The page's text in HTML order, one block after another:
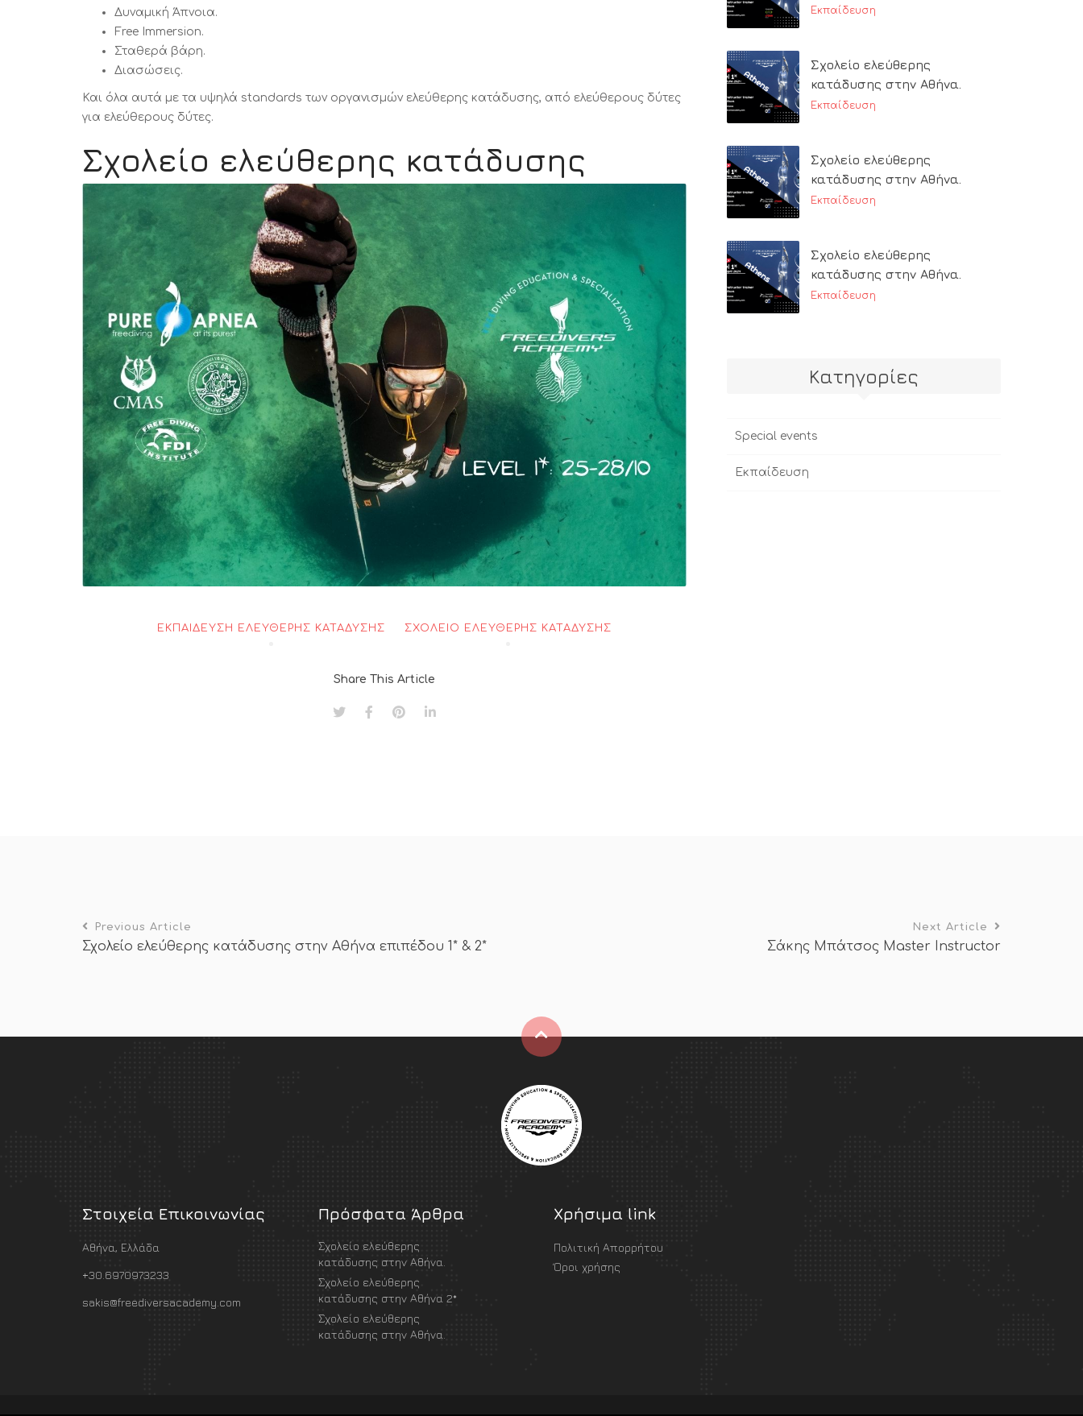
Δυναμική Άπνοια.
Free Immersion.
Σταθερά βάρη.
Διασώσεις.
Και όλα αυτά με τα υψηλά standards των οργανισμών ελεύθερης κατάδυσης, από ελεύθερους δύτες
για ελεύθερους δύτες.
Σχολείο ελεύθερης κατάδυσης
ΕΚΠΑΊΔΕΥΣΗ ΕΛΕΎΘΕΡΗΣ ΚΑΤΆΔΥΣΗΣ ΣΧΟΛΕΊΟ ΕΛΕΎΘΕΡΗΣ ΚΑΤΆΔΥΣΗΣ
Share This Article
Εκπαίδευση
Σχολείο ελεύθερης
κατάδυσης στην Αθήνα.
Εκπαίδευση
Σχολείο ελεύθερης
κατάδυσης στην Αθήνα.
Εκπαίδευση
Σχολείο ελεύθερης
κατάδυσης στην Αθήνα.
Εκπαίδευση
Kατηγορίες
Special events
Εκπαίδευση
Previous Article
Σχολείο ελεύθερης κατάδυσης στην Αθήνα επιπέδου 1* & 2*
Next Article
Σάκης Μπάτσος Master Instructor
Στοιχεία Επικοινωνίας
Αθήνα, Ελλάδα
+30.6970973233
sakis@freediversacademy.com
Πρόσφατα Άρθρα
Σχολείο ελεύθερης
κατάδυσης στην Αθήνα.
Σχολείο ελεύθερης
κατάδυσης στην Αθήνα 2*
Σχολείο ελεύθερης
κατάδυσης στην Αθήνα.
Χρήσιμα link
Πολιτική Απορρήτου
Όροι χρήσης